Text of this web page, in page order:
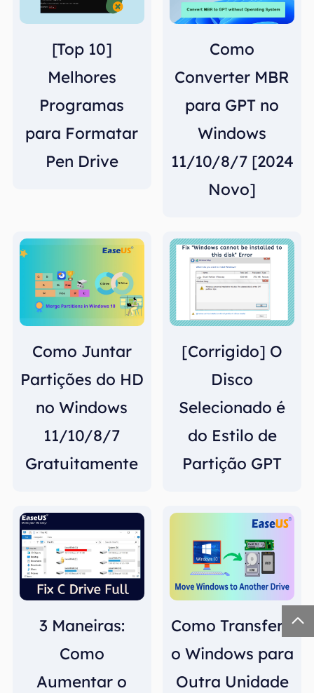
[Top 10]
Melhores
Programas
para Formatar
Pen Drive
Como
Converter MBR
para GPT no
Windows
11/10/8/7 [2024
Novo]
Como Juntar
Partições do HD
no Windows
11/10/8/7
Gratuitamente
[Corrigido] O
Disco
Selecionado é
do Estilo de
Partição GPT
3 Maneiras:
Como
Aumentar o
Como Transferir
o Windows para
Outra Unidade
